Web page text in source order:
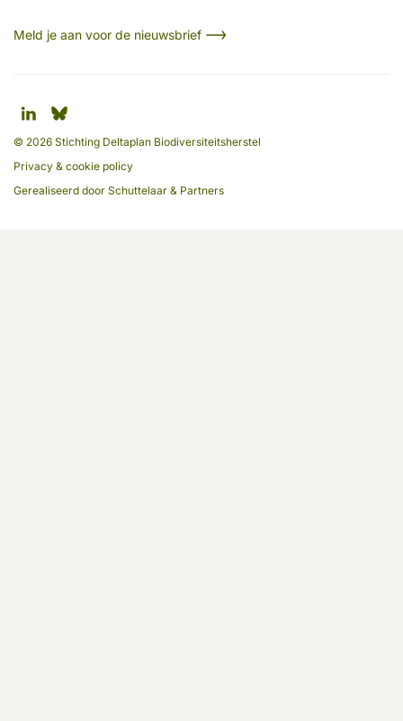
Meld je aan voor de nieuwsbrief
© 2026 Stichting Deltaplan Biodiversiteitsherstel
Privacy & cookie policy
Gerealiseerd door Schuttelaar & Partners